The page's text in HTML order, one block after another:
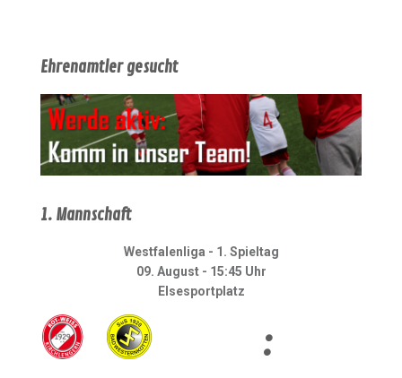
Ehrenamtler gesucht
1. Mannschaft
Westfalenliga - 1. Spieltag
09. August - 15:45 Uhr
Elsesportplatz
: